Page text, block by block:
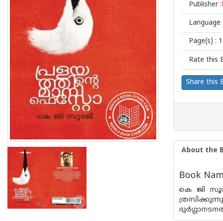
Publisher :
Language :
Page(s) :
Rate this
Share this
About the
Book
കെ ജി